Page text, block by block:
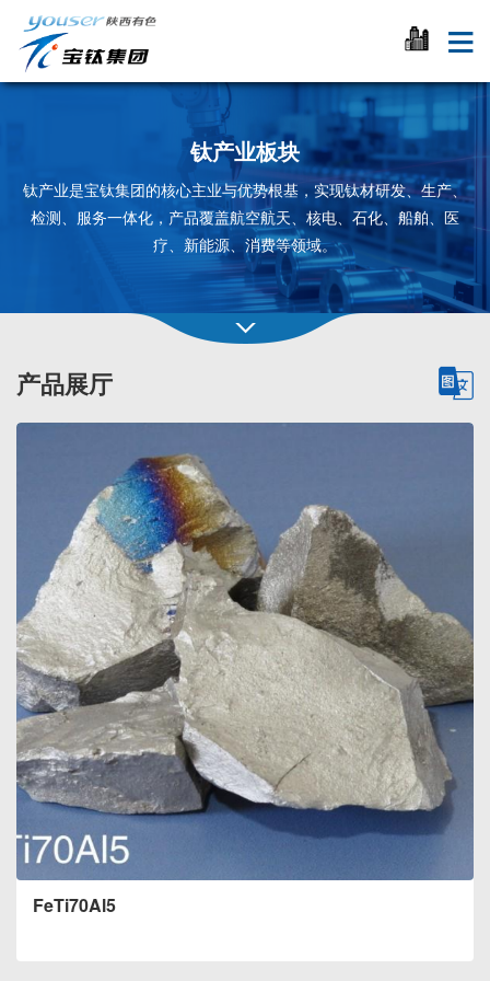
钛产业板块
钛产业是宝钛集团的核心主业与优势根基，实现钛材研发、生产、
检测、服务一体化，产品覆盖航空航天、核电、石化、船舶、医
疗、新能源、消费等领域。
产品展厅
FeTi70Al5